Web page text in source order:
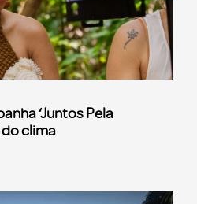
‘Juntos Pela
do clima